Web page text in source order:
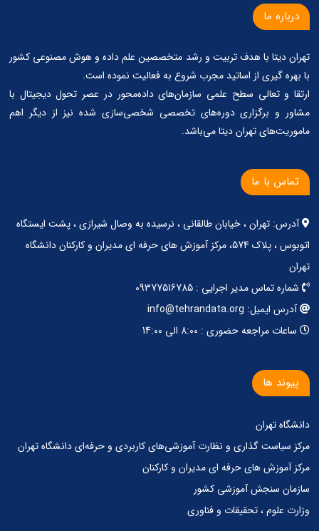
درباره ما
تهران دیتا با هدف تربیت و رشد متخصصین علم داده و هوش مصنوعی کشور
با بهره گیری از اساتید مجرب شروع به فعالیت نموده است.
ارتقا و تعالی سطح علمی سازمان‌های داده‌محور در عصر تحول دیجیتال با
مشاور و برگزاری دوره‌های تخصصی شخصی‌سازی شده نیز از دیگر اهم
ماموریت‌های تهران دیتا می‌باشد.
تماس با ما
آدرس: تهران ، خیابان طالقانی ، نرسیده به وصال شیرازی ، پشت ایستگاه
اتوبوس ، پلاک 574، مرکز آموزش های حرفه ای مدیران و کارکنان دانشگاه
تهران
شماره تماس مدیر اجرایی : 09377516785
آدرس ایمیل: info@tehrandata.org
ساعات مراجعه حضوری : 8:00 الی 14:00
پیوند ها
دانشگاه تهران
مرکز‌ سیاست گذاری‌ و‌ نظارت آموزشی‌های کاربردی‌ و‌ حرفه‌ای دانشگاه تهران
مرکز آموزش های حرفه ای مدیران و کارکنان
سازمان سنجش آموزشی کشور
وزارت علوم ، تحقیقات و فناوری